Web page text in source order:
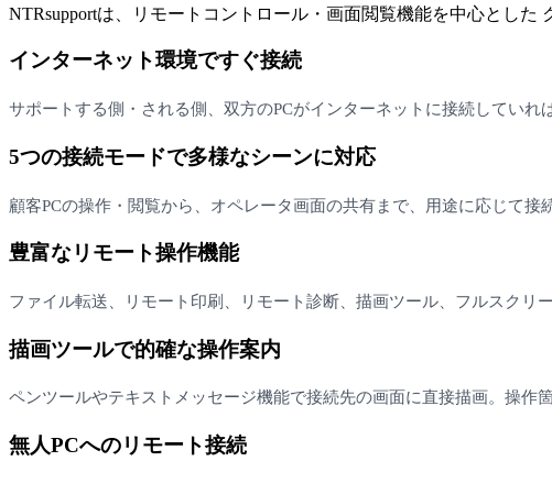
NTRsupportは、リモートコントロール・画面閲覧機能を中心とした
インターネット環境ですぐ接続
サポートする側・される側、双方のPCがインターネットに接続してい
5つの接続モードで多様なシーンに対応
顧客PCの操作・閲覧から、オペレータ画面の共有まで、用途に応じて
豊富なリモート操作機能
ファイル転送、リモート印刷、リモート診断、描画ツール、フルスクリ
描画ツールで的確な操作案内
ペンツールやテキストメッセージ機能で接続先の画面に直接描画。操作
無人PCへのリモート接続